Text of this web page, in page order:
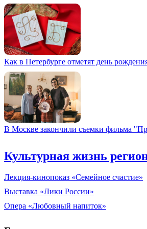
Как в Петербурге отметят день
В Москве закончили съемки фильма
Культурная жизнь
Лекция-кинопоказ «Семейное счастие»
Выставка «Лики России»
Опера «Любовный напиток»